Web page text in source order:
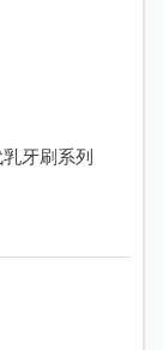
牙刷系列